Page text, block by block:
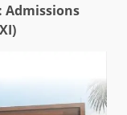
Admissions